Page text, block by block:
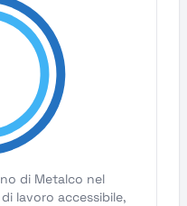
di Metalco nel
lavoro accessibile,